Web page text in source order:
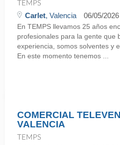
TEMPS
Carlet, Valencia 06/05/2026
En TEMPS llevamos 25 años
profesionales para la gente que
experiencia, somos solventes y
En este momento tenemos ...
COMERCIAL
VALENCIA
TEMPS